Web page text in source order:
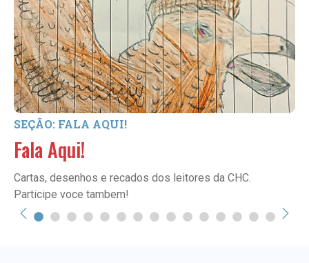
SEÇÃO: FALA AQUI!
Fala Aqui!
Cartas, desenhos e recados dos leitores da CHC.
Participe voce tambem!